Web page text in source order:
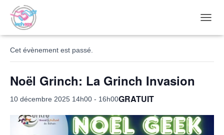
« Tous les Évènements
Cet évènement est passé.
Noël Grinch: La Grinch Invasion
10 décembre 2025 14h00 - 16h00GRATUIT